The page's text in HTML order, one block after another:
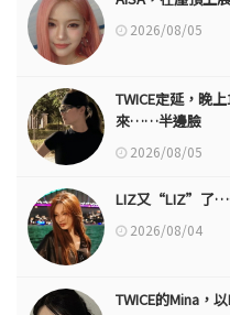
2026/08/05
TWICE定延，晚
來……半邊臉
2026/08/05
LIZ又“LIZ”了
2026/08/04
TWICE的Mina，